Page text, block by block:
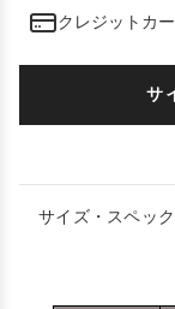
クレジットカ
サ
サイズ・スペック